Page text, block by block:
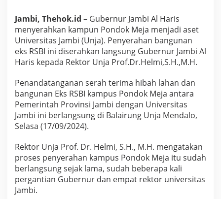
h
k
a
n
A
s
t
K
a
m
p
o
n
d
o
Jambi, Thehok.id – Gubernur Jambi Al Haris
menyerahkan kampun Pondok Meja menjadi aset
Universitas Jambi (Unja). Penyerahan bangunan
eks RSBI ini diserahkan langsung Gubernur Jambi Al
Haris kepada Rektor Unja Prof.Dr.Helmi,S.H.,M.H.
Penandatanganan serah terima hibah lahan dan
bangunan Eks RSBI kampus Pondok Meja antara
Pemerintah Provinsi Jambi dengan Universitas
Jambi ini berlangsung di Balairung Unja Mendalo,
Selasa (17/09/2024).
Rektor Unja Prof. Dr. Helmi, S.H., M.H. mengatakan
proses penyerahan kampus Pondok Meja itu sudah
berlangsung sejak lama, sudah beberapa kali
pergantian Gubernur dan empat rektor universitas
Jambi.